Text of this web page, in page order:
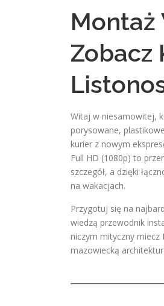
Montaż
Zobacz
Witaj w niesamowitej,
porysowane,
kurier z nowym
Full HD (1080p) to
szczegół, a dzięki
na wakacjach.
Przygotuj się na
wiedzą przewodnik
niczym mityczny miecz
mazowiecką